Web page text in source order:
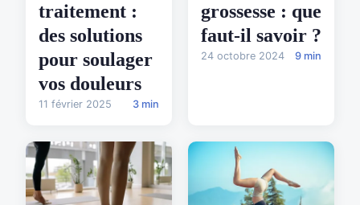
traitement :
des solutions
pour soulager
vos douleurs
11 février 2025 3 min
grossesse : que
faut-il savoir ?
24 octobre 2024 9 min